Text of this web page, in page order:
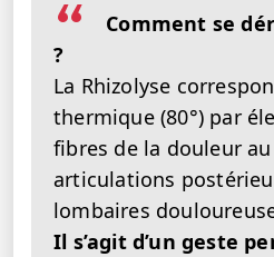
Comment se
?
La Rhizolyse
thermique (80°) par
fibres de la douleur
articulations
lombaires
Il s’agit d’un geste